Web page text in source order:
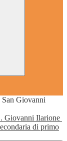
Giovanni Ilarione
di primo